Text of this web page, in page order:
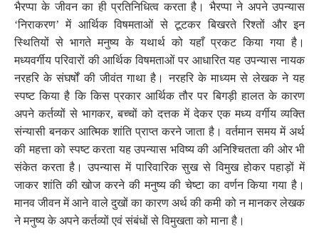
भैरप्पा के जीवन का ही प्रतिनिधित्व करता है। भैरप्पा ने अपने उपन्यास
‘निराकरण’ में आर्थिक विषमताओं से टूटकर बिखरते रिश्तों और इन
स्थितियों से भागते मनुष्य के यथार्थ को यहाँ प्रकट किया गया है।
मध्यवर्गीय परिवारों की आर्थिक विषमताओं पर आधारित यह उपन्यास नायक
नरहरि के संघर्षों की जीवंत गाथा है। नरहरि के माध्यम से लेखक ने यह
स्पष्ट किया है कि किस प्रकार आर्थिक तौर पर बिगड़ी हालत के कारण
अपने कर्तव्यों से भागकर, बच्चों को दत्तक में देकर एक मध्य वर्गीय व्यक्ति
संन्यासी बनकर आत्मिक शांति प्राप्त करने जाता है। वर्तमान समय में अर्थ
की महत्ता को स्पष्ट करता यह उपन्यास भविष्य की अनिश्चितता की ओर भी
संकेत करता है। उपन्यास में पारिवारिक सुख से विमुख होकर पहाड़ों में
जाकर शांति की खोज करने की मनुष्य की चेष्टा का वर्णन किया गया है।
मानव जीवन में आने वाले दुखों का कारण अर्थ की कमी को न मानकर लेखक
ने मनुष्य के अपने कर्तव्यों एवं संबंधों से विमुखता को माना है।